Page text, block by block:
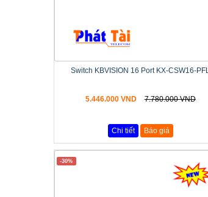
Switch KBVISION 16 Port KX-CSW16-PFL
5.446.000 VND 7.780.000 VND
Chi tiết Báo giá
-30%